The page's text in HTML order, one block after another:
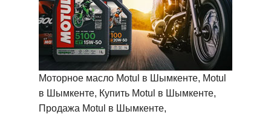
Моторное масло Motul в Шымкенте, Motul
в Шымкенте, Купить Motul в Шымкенте,
Продажа Motul в Шымкенте,